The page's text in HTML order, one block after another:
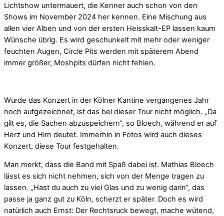
Lichtshow untermauert, die Kenner auch schon von den
Shows im November 2024 her kennen. Eine Mischung aus
allen vier Alben und von der ersten Heisskalt-EP lassen kaum
Wünsche übrig. Es wird geschunkelt mit mehr oder weniger
feuchten Augen, Circle Pits werden mit späterem Abend
immer größer, Moshpits dürfen nicht fehlen.
Wurde das Konzert in der Kölner Kantine vergangenes Jahr
noch aufgezeichnet, ist das bei dieser Tour nicht möglich. „Da
gilt es, die Sachen abzuspeichern“, so Bloech, während er auf
Herz und Hirn deutet. Immerhin in Fotos wird auch dieses
Konzert, diese Tour festgehalten.
Man merkt, dass die Band mit Spaß dabei ist. Mathias Bloech
lässt es sich nicht nehmen, sich von der Menge tragen zu
lassen. „Hast du auch zu viel Glas und zu wenig darin“, das
passe ja ganz gut zu Köln, scherzt er später. Doch es wird
natürlich auch Ernst: Der Rechtsruck bewegt, mache wütend,